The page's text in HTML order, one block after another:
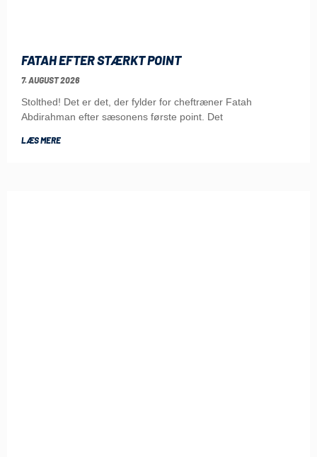
FATAH EFTER STÆRKT POINT
7. AUGUST 2026
Stolthed! Det er det, der fylder for cheftræner Fatah
Abdirahman efter sæsonens første point. Det
LÆS MERE